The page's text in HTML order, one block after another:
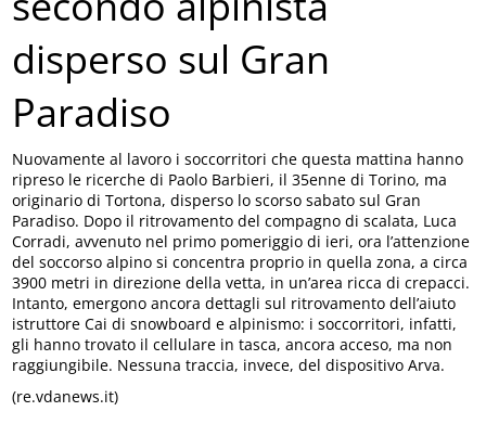
disperso sul Gran
Paradiso
Nuovamente al lavoro i soccorritori che questa mattina hanno
ripreso le ricerche di Paolo Barbieri, il 35enne di Torino, ma
originario di Tortona, disperso lo scorso sabato sul Gran
Paradiso. Dopo il ritrovamento del compagno di scalata, Luca
Corradi, avvenuto nel primo pomeriggio di ieri, ora l’attenzione
del soccorso alpino si concentra proprio in quella zona, a circa
3900 metri in direzione della vetta, in un’area ricca di crepacci.
Intanto, emergono ancora dettagli sul ritrovamento dell’aiuto
istruttore Cai di snowboard e alpinismo: i soccorritori, infatti,
gli hanno trovato il cellulare in tasca, ancora acceso, ma non
raggiungibile. Nessuna traccia, invece, del dispositivo Arva.
(re.vdanews.it)